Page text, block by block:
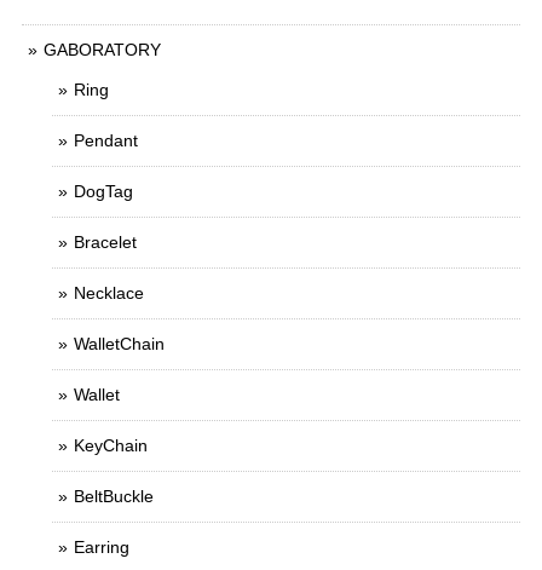
GABORATORY
Ring
Pendant
DogTag
Bracelet
Necklace
WalletChain
Wallet
KeyChain
BeltBuckle
Earring